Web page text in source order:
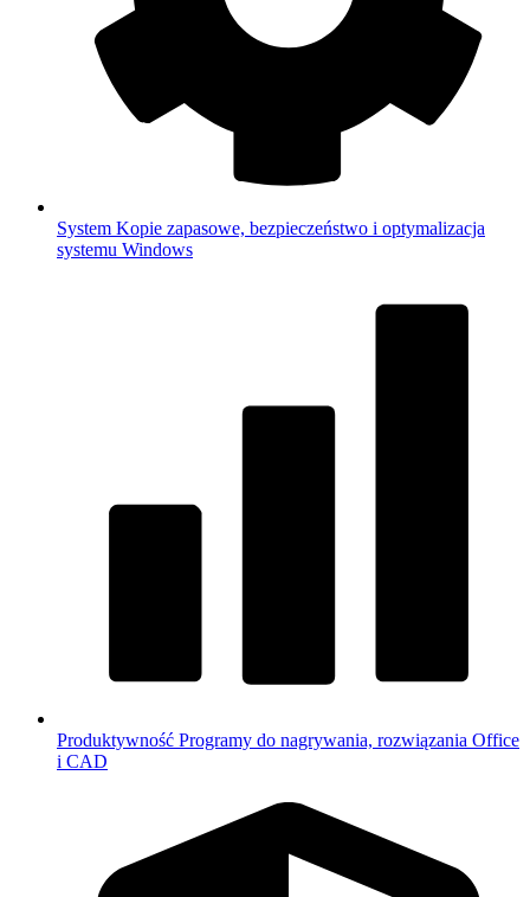
System Kopie zapasowe, bezpieczeństwo i optymalizacja
systemu Windows
Produktywność Programy do nagrywania, rozwiązania Office
i CAD